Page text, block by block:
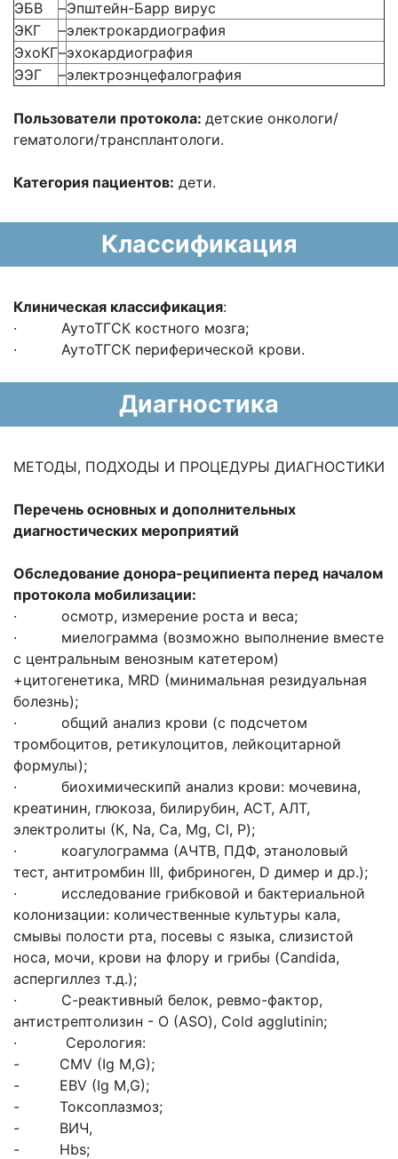
ЭБВ –Эпштейн-Барр вирус
ЭКГ
–электрокардиография
ЭхоКГ–эхокардиография
ЭЭГ
–электроэнцефалография
Пользователи протокола: детские онкологи/
гематологи/трансплантологи.
Категория пациентов: дети.
Классификация
Клиническая классификация:
· АутоТГСК костного мозга;
· АутоТГСК периферической крови.
Диагностика
МЕТОДЫ, ПОДХОДЫ И ПРОЦЕДУРЫ ДИАГНОСТИКИ
Перечень основных и дополнительных
диагностических мероприятий
Обследование донора-реципиента перед началом
протокола мобилизации:
· осмотр, измерение роста и веса;
· миелограмма (возможно выполнение вместе
с центральным венозным катетером)
+цитогенетика, MRD (минимальная резидуальная
болезнь);
· общий анализ крови (с подсчетом
тромбоцитов, ретикулоцитов, лейкоцитарной
формулы);
· биохимическипй анализ крови: мочевина,
креатинин, глюкоза, билирубин, АСТ, АЛТ,
электролиты (К, Na, Ca, Mg, Cl, P);
· коагулограмма (АЧТВ, ПДФ, этаноловый
тест, антитромбин III, фибриноген, D димер и др.);
· исследование грибковой и бактериальной
колонизации: количественные культуры кала,
смывы полости рта, посевы с языка, слизистой
носа, мочи, крови на флору и грибы (Candida,
аспергиллез т.д.);
· С-реактивный белок, ревмо-фактор,
антистрептолизин - О (ASO), Cold agglutinin;
· Серология:
- CMV (Ig M,G);
- EBV (Ig M,G);
- Токсоплазмоз;
- ВИЧ,
- Hbs;